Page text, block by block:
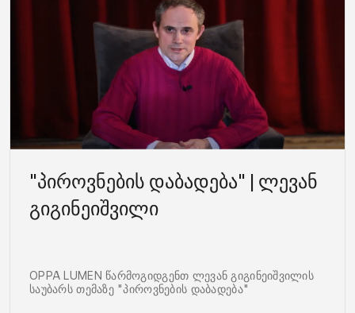
"პიროვნების დაბადება" | ლევან
გიგინეიშვილი
OPPA LUMEN წარმოგიდგენთ ლევან გიგინეიშვილის
საუბარს თემაზე "პიროვნების დაბადება"